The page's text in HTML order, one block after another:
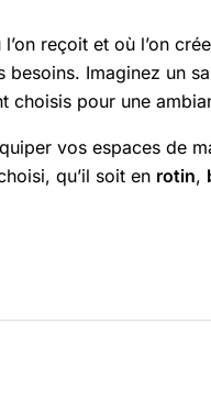
reçoit et où l’on
besoins. Imaginez un
choisis pour une
vos espaces de
qu’il soit en rotin,